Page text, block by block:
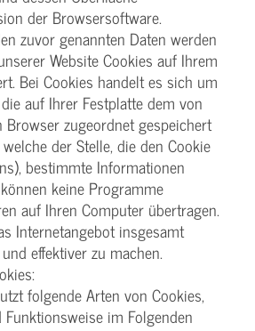
der Browsersoftware.
zuvor genannten Daten werden
Website Cookies auf Ihrem
Bei Cookies handelt es sich um
auf Ihrer Festplatte dem von
Browser zugeordnet gespeichert
der Stelle, die den Cookie
bestimmte Informationen
keine Programme
auf Ihren Computer übertragen.
Internetangebot insgesamt
effektiver zu machen.
folgende Arten von Cookies,
im Folgenden